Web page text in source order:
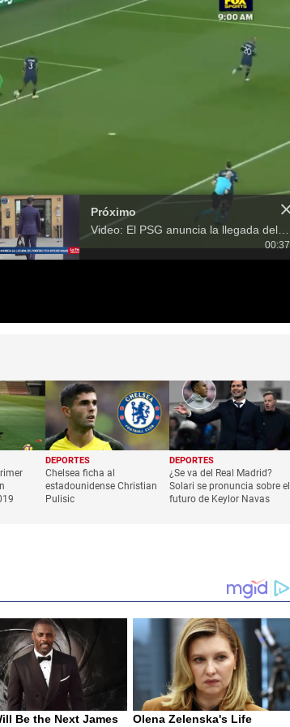
Próximo
Video: El PSG anuncia la llegada del portero tico Keylor Navas
00:37
DEPORTES
Chelsea ficha al
estadounidense Christian
Pulisic
DEPORTES
¿Se va del Real Madrid?
Solari se pronuncia sobre el
futuro de Keylor Navas